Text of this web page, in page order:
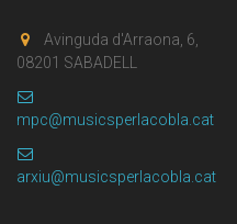
Avinguda d'Arraona, 6,
08201 SABADELL
mpc@musicsperlacobla.cat
arxiu@musicsperlacobla.cat